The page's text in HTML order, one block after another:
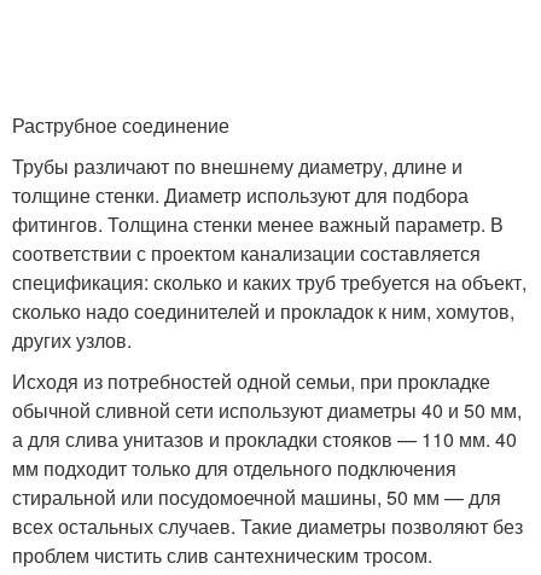
Раструбное соединение
Трубы различают по внешнему диаметру, длине и
толщине стенки. Диаметр используют для подбора
фитингов. Толщина стенки менее важный параметр. В
соответствии с проектом канализации составляется
спецификация: сколько и каких труб требуется на объект,
сколько надо соединителей и прокладок к ним, хомутов,
других узлов.
Исходя из потребностей одной семьи, при прокладке
обычной сливной сети используют диаметры 40 и 50 мм,
а для слива унитазов и прокладки стояков — 110 мм. 40
мм подходит только для отдельного подключения
стиральной или посудомоечной машины, 50 мм — для
всех остальных случаев. Такие диаметры позволяют без
проблем чистить слив сантехническим тросом.